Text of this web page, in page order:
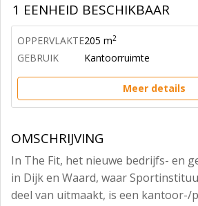
1 EENHEID BESCHIKBAAR
OPPERVLAKTE205 m2
GEBRUIK Kantoorruimte
Meer details
OMSCHRIJVING
In The Fit, het nieuwe bedrijfs- en
in Dijk en Waard, waar
deel van uitmaakt, is een